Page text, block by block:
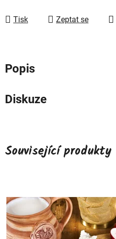
Tisk Zeptat se
Popis
Diskuze
Související produkty